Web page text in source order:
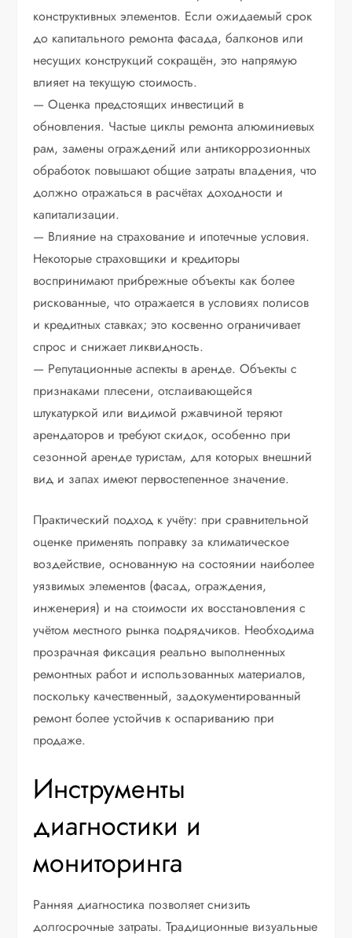
конструктивных элементов. Если ожидаемый срок
до капитального ремонта фасада, балконов или
несущих конструкций сокращён, это напрямую
влияет на текущую стоимость.
— Оценка предстоящих инвестиций в
обновления. Частые циклы ремонта алюминиевых
рам, замены ограждений или антикоррозионных
обработок повышают общие затраты владения, что
должно отражаться в расчётах доходности и
капитализации.
— Влияние на страхование и ипотечные условия.
Некоторые страховщики и кредиторы
воспринимают прибрежные объекты как более
рискованные, что отражается в условиях полисов
и кредитных ставках; это косвенно ограничивает
спрос и снижает ликвидность.
— Репутационные аспекты в аренде. Объекты с
признаками плесени, отслаивающейся
штукатуркой или видимой ржавчиной теряют
арендаторов и требуют скидок, особенно при
сезонной аренде туристам, для которых внешний
вид и запах имеют первостепенное значение.
Практический подход к учёту: при сравнительной
оценке применять поправку за климатическое
воздействие, основанную на состоянии наиболее
уязвимых элементов (фасад, ограждения,
инженерия) и на стоимости их восстановления с
учётом местного рынка подрядчиков. Необходима
прозрачная фиксация реально выполненных
ремонтных работ и использованных материалов,
поскольку качественный, задокументированный
ремонт более устойчив к оспариванию при
продаже.
Инструменты
диагностики и
мониторинга
Ранняя диагностика позволяет снизить
долгосрочные затраты. Традиционные визуальные